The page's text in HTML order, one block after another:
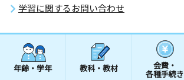
学習に関するお問い合わせ
年齢・学年 教科・教材 会費・
各種手続き